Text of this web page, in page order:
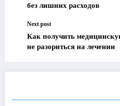
без лишних расходов
Next post
Как получить
не разориться на лечении